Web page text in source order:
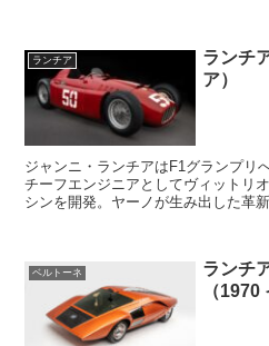
ランチア
ランチ
ア）
ジャンニ・ランチアはF1グランプリ
チーフエンジニアとしてヴィットリ
シンを開発。ヤーノが生み出した革
ベルトーネ
ランチ
（1970